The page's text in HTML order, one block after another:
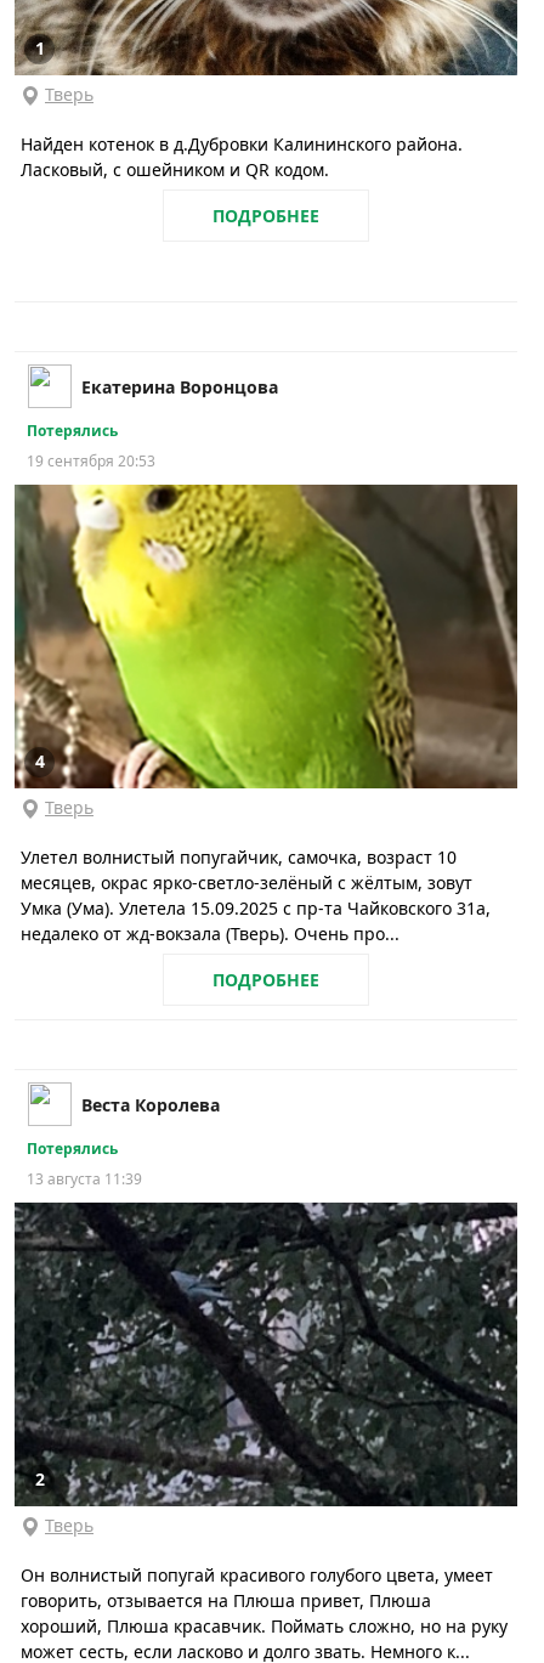
1
Тверь
Найден котенок в д.Дубровки Калининского района.
Ласковый, с ошейником и QR кодом.
ПОДРОБНЕЕ
Екатерина Воронцова
Потерялись
19 сентября 20:53
4
Тверь
Улетел волнистый попугайчик, самочка, возраст 10
месяцев, окрас ярко-светло-зелёный с жёлтым, зовут
Умка (Ума). Улетела 15.09.2025 с пр-та Чайковского 31а,
недалеко от жд-вокзала (Тверь). Очень про...
ПОДРОБНЕЕ
Веста Королева
Потерялись
13 августа 11:39
2
Тверь
Он волнистый попугай красивого голубого цвета, умеет
говорить, отзывается на Плюша привет, Плюша
хороший, Плюша красавчик. Поймать сложно, но на руку
может сесть, если ласково и долго звать. Немного к...